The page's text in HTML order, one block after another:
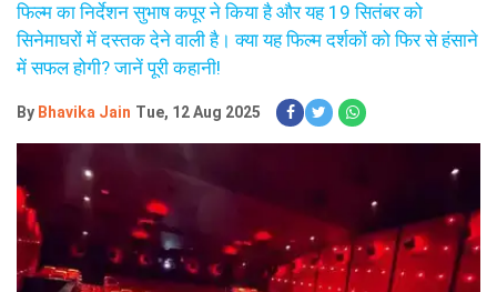
फिल्म का निर्देशन सुभाष कपूर ने किया है और यह 19 सितंबर को
सिनेमाघरों में दस्तक देने वाली है। क्या यह फिल्म दर्शकों को फिर से हंसाने
में सफल होगी? जानें पूरी कहानी!
By Bhavika Jain Tue, 12 Aug 2025